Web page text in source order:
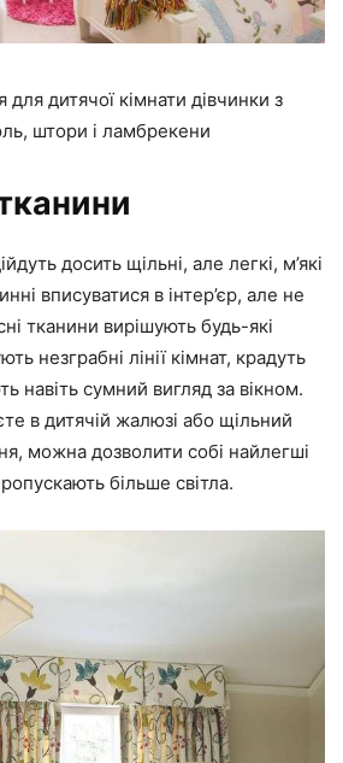
дитячої кімнати дівчинки з
штори і ламбрекени
досить щільні, але легкі, м’які
вписуватися в інтер’єр, але не
тканини вирішують будь-які
незграбні лінії кімнат, крадуть
навіть сумний вигляд за вікном.
в дитячій жалюзі або щільний
можна дозволити собі найлегші
більше світла.